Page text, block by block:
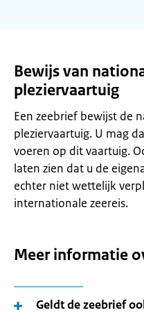
Bewijs van
pleziervaartuig
Een zeebrief bewijst de
pleziervaartuig. U mag
voeren op dit vaartuig.
laten zien dat u de
echter niet wettelijk
internationale zeereis.
Meer informatie
Geldt de zeebrief